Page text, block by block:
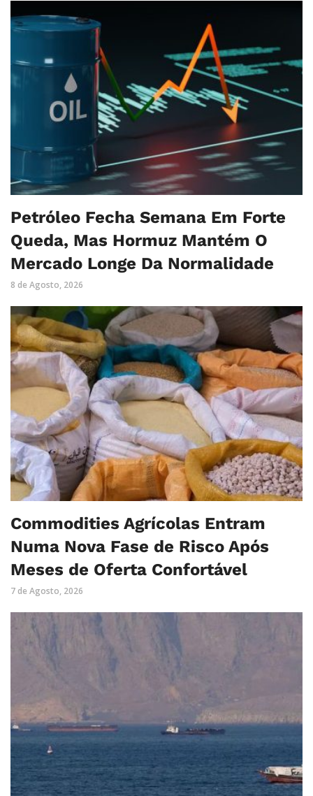
Petróleo Fecha Semana Em Forte
Queda, Mas Hormuz Mantém O
Mercado Longe Da Normalidade
8 de Agosto, 2026
Commodities Agrícolas Entram
Numa Nova Fase de Risco Após
Meses de Oferta Confortável
7 de Agosto, 2026